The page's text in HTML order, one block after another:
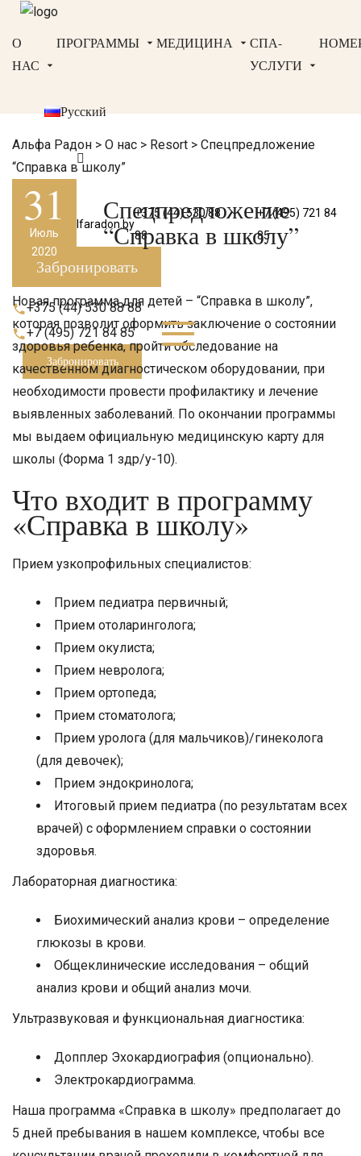
bron@alfaradon.by
+375 (44) 530 88
88
+7 (495) 721 84
85
Забронировать
О
НАС
ПРОГРАММЫ МЕДИЦИНА
СПА-
УСЛУГИ
Русский
+375 (44) 530 88 88
+7 (495) 721 84 85
Забронировать
Альфа Радон > О нас > Resort > Спецпредложение
“Справка в школу”
31
Июль
2020
Спецпредложение
“Справка в школу”
Новая программа для детей – “Справка в школу”,
которая позволит оформить заключение о состоянии
здоровья ребенка, пройти обследование на
качественном диагностическом оборудовании, при
необходимости провести профилактику и лечение
выявленных заболеваний. По окончании программы
мы выдаем официальную медицинскую карту для
школы (Форма 1 здр/у-10).
Что входит в программу
«Справка в школу»
Прием узкопрофильных специалистов:
Прием педиатра первичный;
Прием отоларинголога;
Прием окулиста;
Прием невролога;
Прием ортопеда;
Прием стоматолога;
Прием уролога (для мальчиков)/гинеколога
(для девочек);
Прием эндокринолога;
Итоговый прием педиатра (по результатам всех
врачей) с оформлением справки о состоянии
здоровья.
Лабораторная диагностика:
Биохимический анализ крови – определение
глюкозы в крови.
Общеклинические исследования – общий
анализ крови и общий анализ мочи.
Ультразвуковая и функциональная диагностика:
Допплер Эхокардиография (опционально).
Электрокардиограмма.
Наша программа «Справка в школу» предполагает до
5 дней пребывания в нашем комплексе, чтобы все